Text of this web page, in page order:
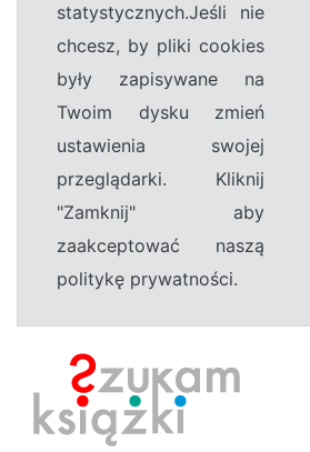
statystycznych.Jeśli nie
chcesz, by pliki cookies
były zapisywane na
Twoim dysku zmień
ustawienia swojej
przeglądarki. Kliknij
"Zamknij" aby
zaakceptować naszą
politykę prywatności.